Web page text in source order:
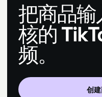
把商品
核的
频。
创